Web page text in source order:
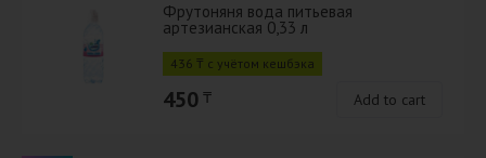
Фрутоняня вода питьевая
артезианская 0,33 л
436 ₸ с учётом кешбэка
450 ₸ Add to cart